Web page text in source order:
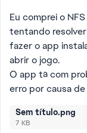
Eu comprei o
tentando
fazer o app
abrir o jogo.
O app tá com
erro por causa
Sem título.png
7 KB